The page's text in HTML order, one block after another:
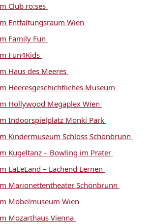
Club ro:ses
Entfaltungsraum Wien
Family Fun
Fun4Kids
Haus des Meeres
Heeresgeschichtliches Museum
Hollywood Megaplex Wien
Indoorspielplatz Monki Park
Kindermuseum Schloss Schönbrunn
Kugeltanz – Bowling im Prater
LaLeLand – Lachend Lernen
Marionettentheater Schönbrunn
Möbelmuseum Wien
Mozarthaus Vienna